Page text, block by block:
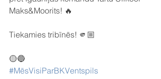
Maks&Moorits! 🔥
Tiekamies tribīnēs! 🫵🏼
🟡🔵
#MēsVisiParBKVentspils